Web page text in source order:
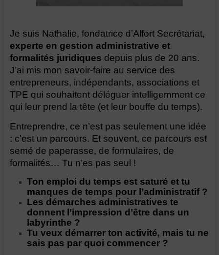
Je suis Nathalie, fondatrice d’Alfort Secrétariat,
experte en gestion administrative et
formalités juridiques depuis plus de 20 ans.
J’ai mis mon savoir-faire au service des
entrepreneurs, indépendants, associations et
TPE qui souhaitent déléguer intelligemment ce
qui leur prend la tête (et leur bouffe du temps).
Entreprendre, ce n’est pas seulement une idée
: c’est un parcours. Et souvent, ce parcours est
semé de paperasse, de formulaires, de
formalités… Tu n’es pas seul !
Ton emploi du temps est saturé et tu
manques de temps pour l’administratif ?
Les démarches administratives te
donnent l’impression d’être dans un
labyrinthe ?
Tu veux démarrer ton activité, mais tu ne
sais pas par quoi commencer ?